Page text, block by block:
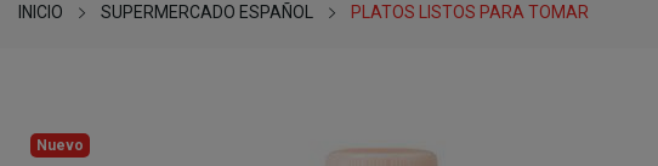
INICIO SUPERMERCADO ESPAÑOL PLATOS LISTOS PARA TOMAR
Nuevo